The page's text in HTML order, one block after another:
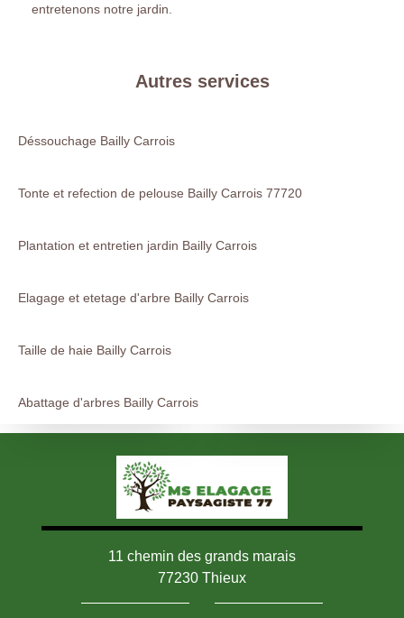
entretenons notre jardin.
Autres services
Déssouchage Bailly Carrois
Tonte et refection de pelouse Bailly Carrois 77720
Plantation et entretien jardin Bailly Carrois
Elagage et etetage d'arbre Bailly Carrois
Taille de haie Bailly Carrois
Abattage d'arbres Bailly Carrois
11 chemin des grands marais
77230 Thieux